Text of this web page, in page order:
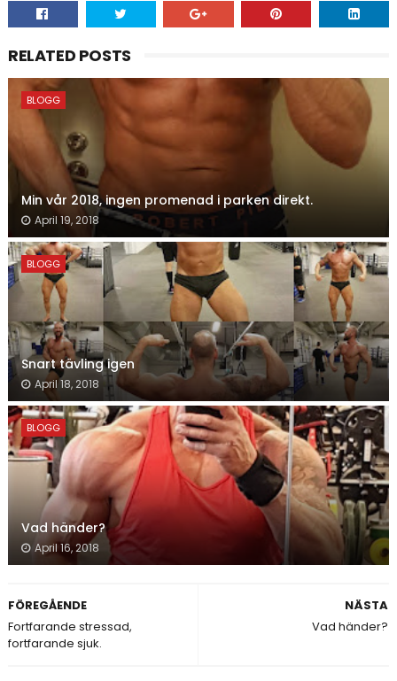
RELATED POSTS
BLOGG
Min vår 2018, ingen promenad i parken direkt.
April 19, 2018
BLOGG
Snart tävling igen
April 18, 2018
BLOGG
Vad händer?
April 16, 2018
NÄSTA
Vad händer?
FÖREGÅENDE
Fortfarande stressad,
fortfarande sjuk.